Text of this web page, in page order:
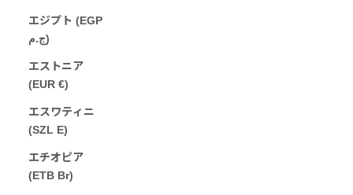
エジプト (EGP
ج.م)
エストニア
(EUR €)
エスワティニ
(SZL E)
エチオピア
(ETB Br)